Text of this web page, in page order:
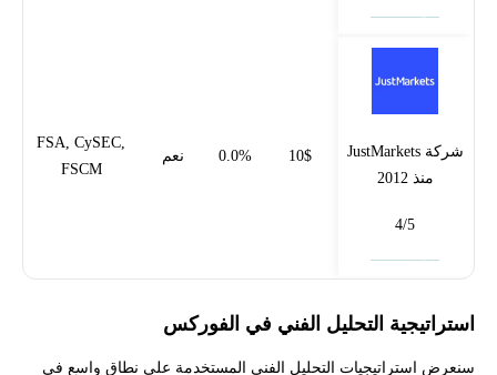
شركة JustMarkets
منذ 2012
4/5
10$
0.0% نعم
FSA, CySEC,
FSCM
استراتيجية التحليل الفني في الفوركس
سنعرض استراتيجيات التحليل الفني المستخدمة على نطاق واسع في